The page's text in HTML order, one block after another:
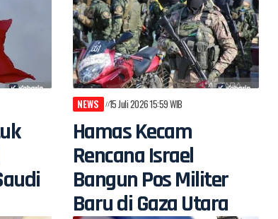
NEWS 15 Juli 2026 15:59 WIB
Hamas Kecam
Rencana Israel
Bangun Pos Militer
Baru di Gaza Utara